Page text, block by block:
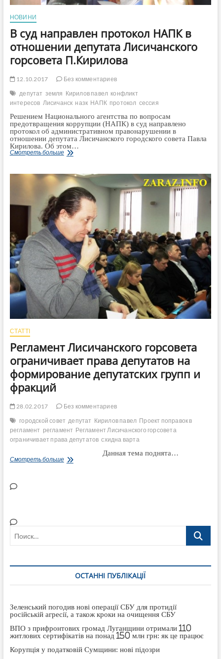
НОВИНИ
В суд направлен протокол НАПК в
отношении депутата Лисичанского
горсовета П.Кирилова
12.10.2017
Без комментариев
депутат земля Кирилов павел конфликт
интересов Лисичанск назк НАПК протокол сессия
Решением Национального агентства по вопросам
предотвращения коррупции (НАПК) в суд направлено
протокол об административном правонарушении в
отношении депутата Лисичанского городского совета Павла
Кирилова. Об этом…
Смотреть большеВ
суд
НАПК
в
отношении
депутата
Лисичанского
горсовета
П.Кирилова
СТАТТІ
Регламент Лисичанского горсовета
ограничивает права депутатов на
формирование депутатских групп и
фракций
28.02.2017
Без комментариев
городской совет депутат Кирилов павел Проект поправок в
регламент регламент Регламент Лисичанского горсовета
ограничивает права депутатов схидна варта
Данная тема поднята…
Смотреть большеРегламент
Лисичанского
фракций
ОСТАННІ ПУБЛІКАЦІЇ
Зеленський погодив нові операції СБУ для протидії
російській агресії, а також кроки на очищення СБУ
ВПО з прифронтових громад Луганщини отримали 110
житлових сертифікатів на понад 150 млн грн: як це працює
Корупція у податковій Сумщини: нові підозри